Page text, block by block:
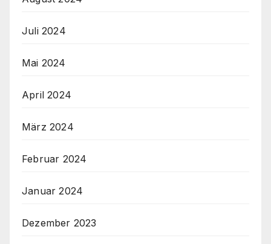
Juli 2024
Mai 2024
April 2024
März 2024
Februar 2024
Januar 2024
Dezember 2023